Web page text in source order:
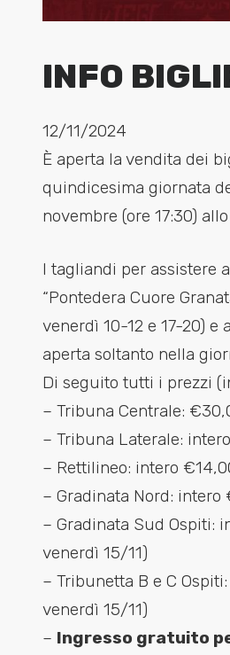
INFO
12/11/2024
È aperta la vendita dei
quindicesima giornata
novembre (ore 17:30)
I tagliandi per assistere
“Pontedera Cuore
venerdì 10-12 e 17-20) e
aperta soltanto nella
Di seguito tutti i prezzi
– Tribuna Centrale:
– Tribuna Laterale:
– Rettilineo: intero
– Gradinata Nord:
– Gradinata Sud Ospiti:
venerdì 15/11)
– Tribunetta B e C
venerdì 15/11)
– Ingresso gratuito